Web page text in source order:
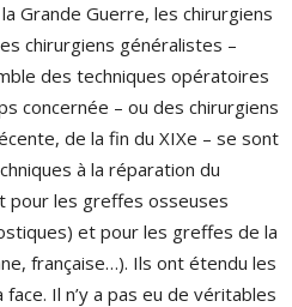
Grande Guerre, les chirurgiens
chirurgiens généralistes –
des techniques opératoires
concernée – ou des chirurgiens
de la fin du XIXe – se sont
à la réparation du
pour les greffes osseuses
et pour les greffes de la
française…). Ils ont étendu les
Il n’y a pas eu de véritables